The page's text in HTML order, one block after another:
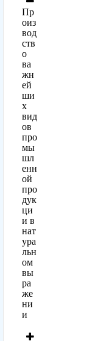
Пр
оиз
вод
ств
о
ва
жн
ей
ши
х
вид
ов
про
мы
шл
енн
ой
про
дук
ци
и в
нат
ура
льн
ом
вы
ра
же
ни
и